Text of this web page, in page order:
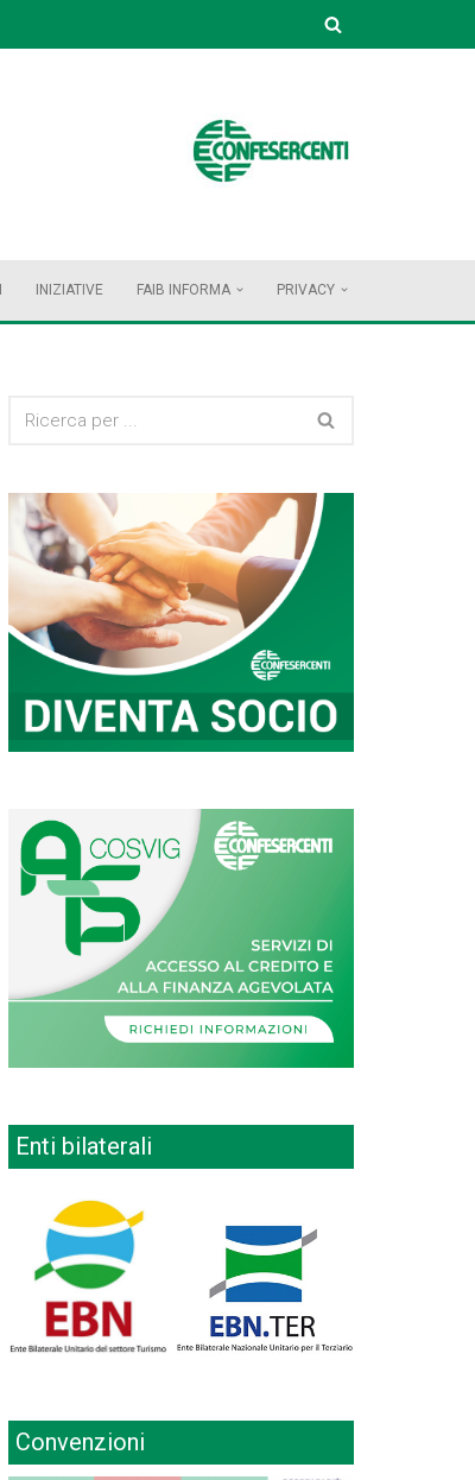
INIZIATIVE FAIB INFORMA PRIVACY
Enti bilaterali
Convenzioni